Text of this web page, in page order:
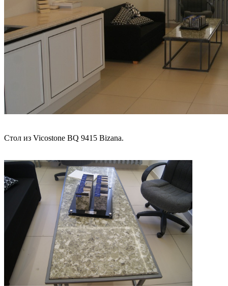
Стол из Vicostone BQ 9415 Bizana.